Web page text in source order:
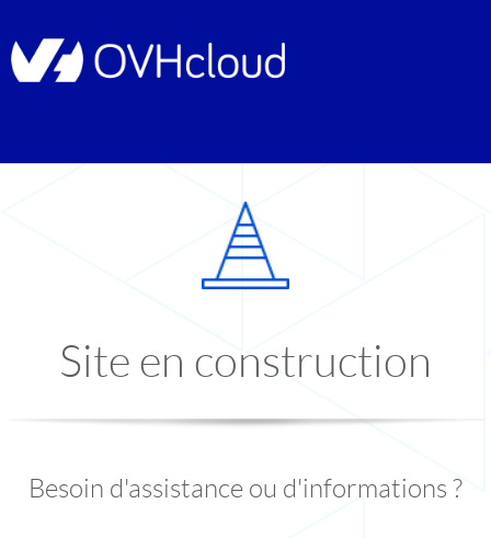
Site en construction
Besoin d'assistance ou d'informations ?